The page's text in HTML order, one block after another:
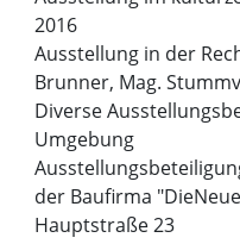
2016
Ausstellung in der
Brunner, Mag.
Diverse
Umgebung
der Baufirma
Hauptstraße 23